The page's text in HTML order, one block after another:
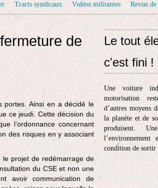
Tracts syndicaux Vidéos militantes Revue de
de
portes. Ainsi en a décidé le
ce jeudi. Cette décision du
l’ordonnance concernant
des risques en y associant
le projet de redémarrage de
du CSE et non une
avoir communication de
Le tout
c'est fini !
Une voiture
motorisation
d’autres moyens
la planète et de
produisent.
condition de sortir